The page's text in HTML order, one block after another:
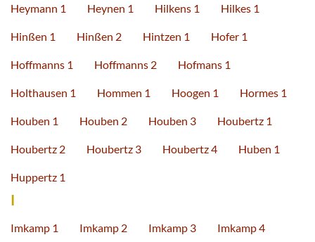
Heymann 1 Heynen 1 Hilkens 1 Hilkes 1
Hinßen 1 Hinßen 2 Hintzen 1 Hofer 1
Hoffmanns 1 Hoffmanns 2 Hofmans 1
Holthausen 1 Hommen 1 Hoogen 1 Hormes 1
Houben 1 Houben 2 Houben 3 Houbertz 1
Houbertz 2 Houbertz 3 Houbertz 4 Huben 1
Huppertz 1
I
Imkamp 1 Imkamp 2 Imkamp 3 Imkamp 4